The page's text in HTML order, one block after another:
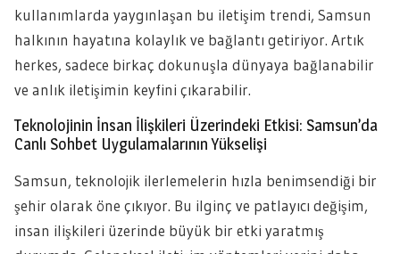
kullanımlarda yaygınlaşan bu iletişim trendi, Samsun
halkının hayatına kolaylık ve bağlantı getiriyor. Artık
herkes, sadece birkaç dokunuşla dünyaya bağlanabilir
ve anlık iletişimin keyfini çıkarabilir.
Teknolojinin İnsan İlişkileri Üzerindeki Etkisi: Samsun’da
Canlı Sohbet Uygulamalarının Yükselişi
Samsun, teknolojik ilerlemelerin hızla benimsendiği bir
şehir olarak öne çıkıyor. Bu ilginç ve patlayıcı değişim,
insan ilişkileri üzerinde büyük bir etki yaratmış